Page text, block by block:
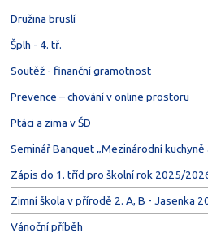
Družina bruslí
Šplh - 4. tř.
Soutěž - finanční gramotnost
Prevence – chování v online prostoru
Ptáci a zima v ŠD
Seminář Banquet „Mezinárodní
Zápis do 1. tříd pro školní rok 2025/
Zimní škola v přírodě 2. A, B - Jasenka
Vánoční příběh